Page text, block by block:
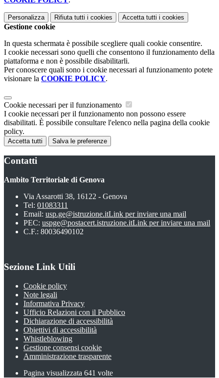
Personalizza Rifiuta tutti i cookies Accetta tutti i cookies
Gestione cookie
In questa schermata è possibile scegliere quali cookie consentire.
I cookie necessari sono quelli che consentono il funzionamento della
piattaforma e non è possibile disabilitarli.
Per conoscere quali sono i cookie necessari al funzionamento potete
visionare la COOKIE POLICY.
Cookie necessari per il funzionamento
I cookie necessari per il funzionamento non possono essere
disabilitati. È possibile consultare l'elenco nella pagina della cookie
policy.
Accetta tutti Salva le preferenze
Contatti
Ambito Territoriale di Genova
Via Assarotti 38, 16122 - Genova
Tel: 01083311
Email: usp.ge@istruzione.itLink per inviare una mail
PEC: uspge@postacert.istruzione.itLink per inviare una mail
C.F.: 80036490102
Sezione Link Utili
Cookie policy
Note legali
Informativa Privacy
Ufficio Relazioni con il Pubblico
Dichiarazione di accessibilità
Obiettivi di accessibilità
Whistleblowing
Gestione consensi cookie
Amministrazione trasparente
Pagina visualizzata 641 volte